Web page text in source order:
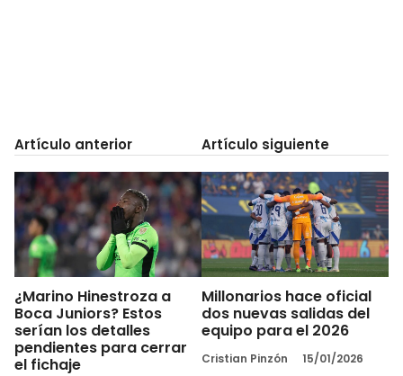
Artículo anterior
¿Marino Hinestroza a
Boca Juniors? Estos
serían los detalles
pendientes para cerrar
el fichaje
Artículo siguiente
Millonarios hace oficial
dos nuevas salidas del
equipo para el 2026
Cristian Pinzón 15/01/2026